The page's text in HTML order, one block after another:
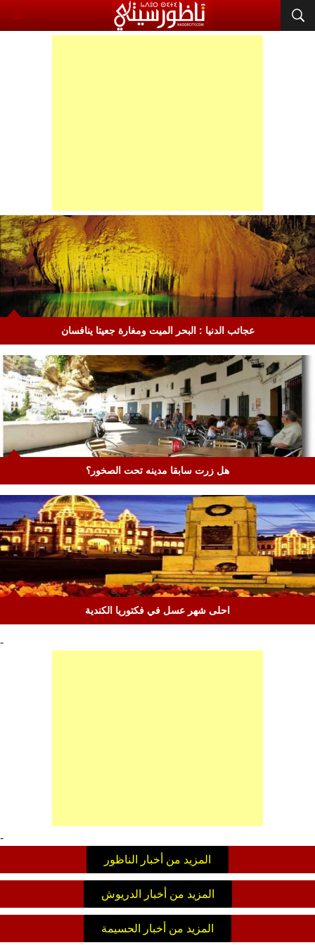
عجائب الدنيا : البحر الميت ومغارة جعيتا ينافسان
هل زرت سابقا مدينه تحت الصخور؟
احلى شهر عسل في فكتوريا الكندية
-
-
المزيد من أخبار الناظور
المزيد من أخبار الدريوش
المزيد من أخبار الحسيمة